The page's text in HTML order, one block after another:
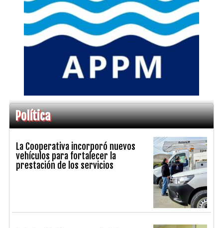
Política
La Cooperativa incorporó nuevos
vehículos para fortalecer la
prestación de los servicios